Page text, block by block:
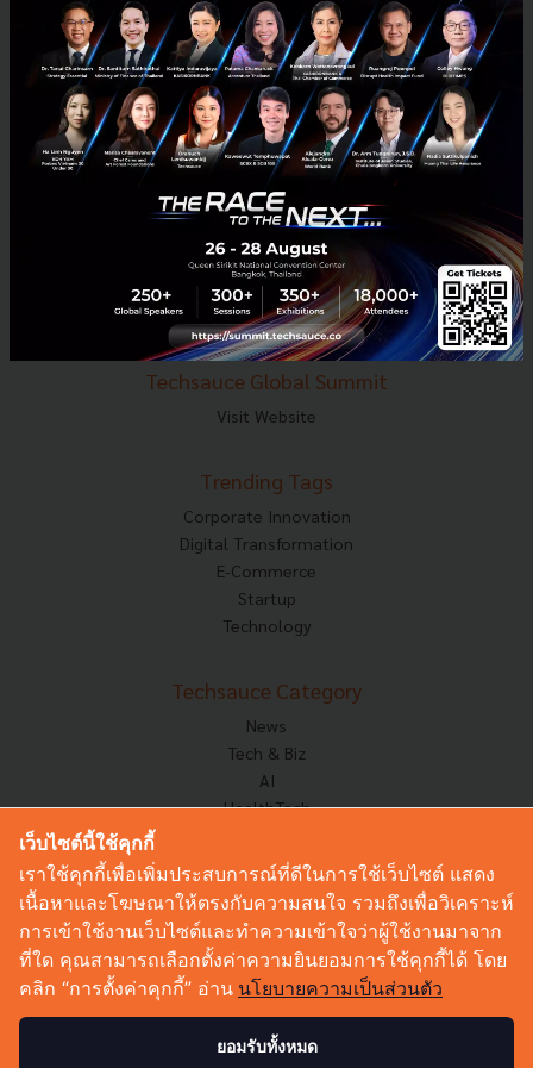
E-mail :contact@techsauce.co
Tel : 02-001-5375
Mobile : 06-4658-9500
Techsauce Media
About Techsauce
Techsauce Services
Privacy Policy
ส่งบทความ
Techsauce Global Summit
Visit Website
Trending Tags
Corporate Innovation
Digital Transformation
E-Commerce
Startup
Technology
Techsauce Category
News
Tech & Biz
AI
HealthTech
Corp Innov
Saucy Thoughts
Based On
Sustainable
Videos
Podcast
เว็บไซต์นี้ใช้คุกกี้
เราใช้คุกกี้เพื่อเพิ่มประสบการณ์ที่ดีในการใช้เว็บไซต์ แสดง
เนื้อหาและโฆษณาให้ตรงกับความสนใจ รวมถึงเพื่อวิเคราะห์
การเข้าใช้งานเว็บไซต์และทำความเข้าใจว่าผู้ใช้งานมาจาก
ที่ใด คุณสามารถเลือกตั้งค่าความยินยอมการใช้คุกกี้ได้ โดย
คลิก “การตั้งค่าคุกกี้” อ่าน นโยบายความเป็นส่วนตัว
ยอมรับทั้งหมด